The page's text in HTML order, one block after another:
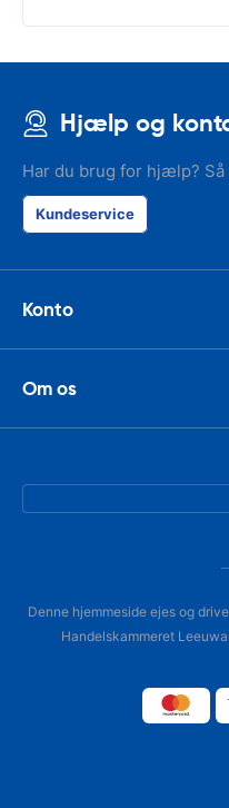
Hjælp og
Har du brug for hjælp?
Kundeservice
Konto
Om os
Denne hjemmeside ejes og
Handelskammeret